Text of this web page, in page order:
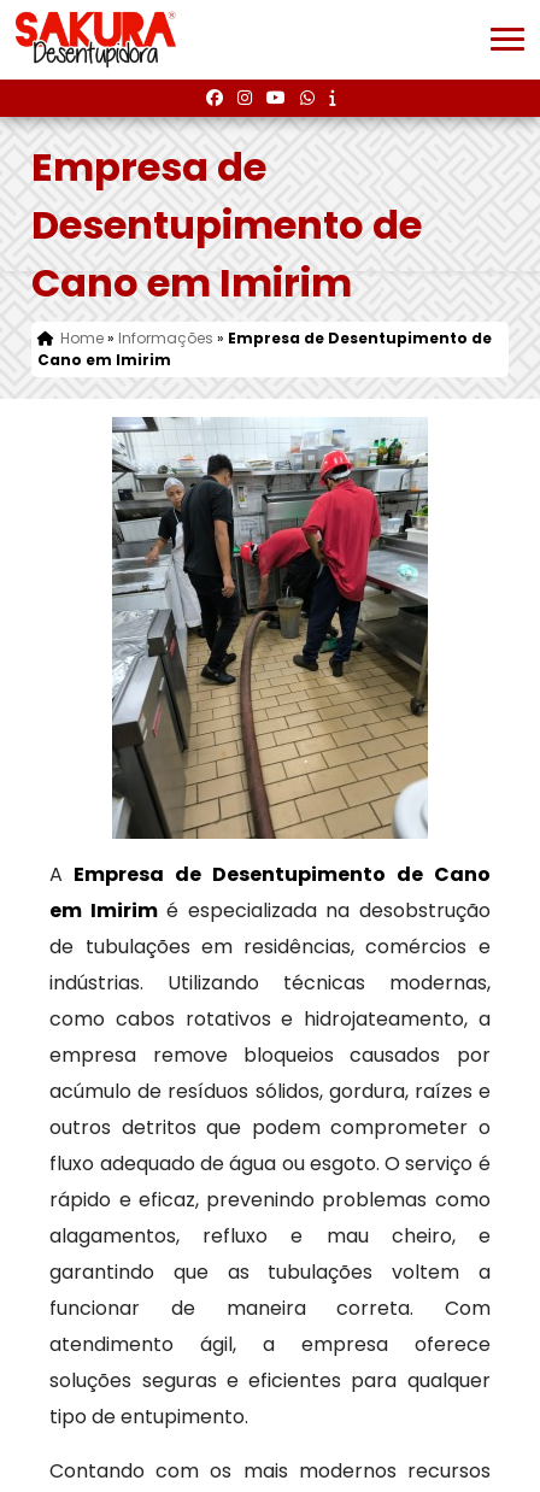
Empresa de
Desentupimento de
Cano em Imirim
Home» Informações » Empresa de Desentupimento de
Cano em Imirim
A Empresa de Desentupimento de Cano
em Imirimé especializada na desobstrução
de tubulações em residências, comércios e
indústrias. Utilizando técnicas modernas,
como cabos rotativos e hidrojateamento, a
empresa remove bloqueios causados por
acúmulo de resíduos sólidos, gordura, raízes e
outros detritos que podem comprometer o
fluxo adequado de água ou esgoto. O serviço é
rápido e eficaz, prevenindo problemas como
alagamentos, refluxo e mau cheiro, e
garantindo que as tubulações voltem a
funcionar de maneira correta. Com
atendimento ágil, a empresa oferece
soluções seguras e eficientes para qualquer
tipo de entupimento.
Contando com os mais modernos recursos